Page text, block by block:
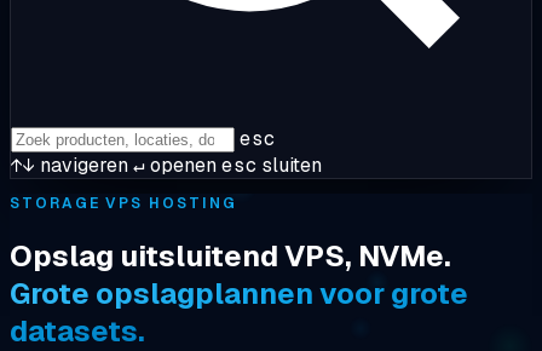
esc
↑↓ navigeren↵openenesc sluiten
STORAGE VPS HOSTING
Opslag uitsluitend VPS, NVMe.
Grote opslagplannen voor grote
datasets.